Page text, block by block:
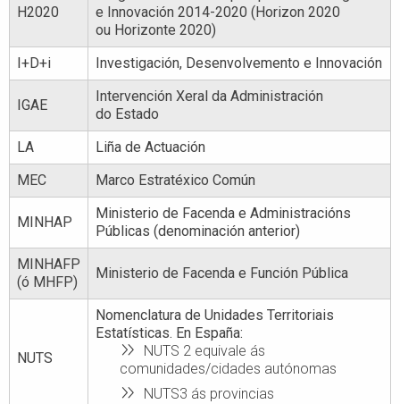
H2020
e Innovación 2014-2020 (Horizon 2020
ou Horizonte 2020)
I+D+i
Investigación, Desenvolvemento e Innovación
IGAE
Intervención Xeral da Administración
do Estado
LA
Liña de Actuación
MEC
Marco Estratéxico Común
MINHAP
Ministerio de Facenda e Administracións
Públicas (denominación anterior)
MINHAFP
(ó MHFP)
Ministerio de Facenda e Función Pública
NUTS
Nomenclatura de Unidades Territoriais
Estatísticas. En España:
NUTS 2 equivale ás
comunidades/cidades autónomas
NUTS3 ás provincias